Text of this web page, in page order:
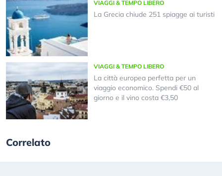
VIAGGI & TEMPO LIBERO
La Grecia chiude 251 spiagge ai turisti
VIAGGI & TEMPO LIBERO
La città europea perfetta per un
viaggio economico. Spendi €50 al
giorno e il vino costa €3,50
Correlato